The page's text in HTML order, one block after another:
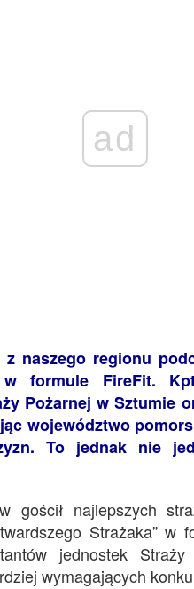
ad
naszego regionu
w formule FireFit.
Pożarnej w Sztumie
województwo
To jednak nie
gościł najlepszych
Strażaka” w
jednostek
wymagających